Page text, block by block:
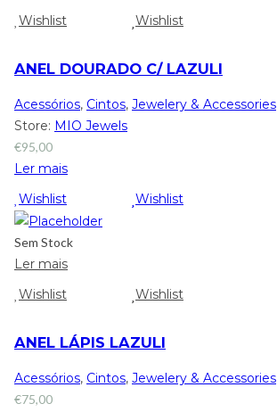
Wishlist
Wishlist
ANEL DOURADO C/ LAZULI
Acessórios, Cintos, Jewelery & Accessories
Store: MIO Jewels
€95,00
Ler mais
Wishlist
Wishlist
Sem Stock
Ler mais
Wishlist
Wishlist
ANEL LÁPIS LAZULI
Acessórios, Cintos, Jewelery & Accessories
€75,00